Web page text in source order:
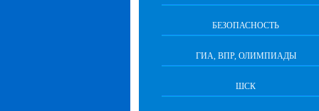
БЕЗОПАСНОСТЬ
ГИА, ВПР, ОЛИМПИАДЫ
ШСК